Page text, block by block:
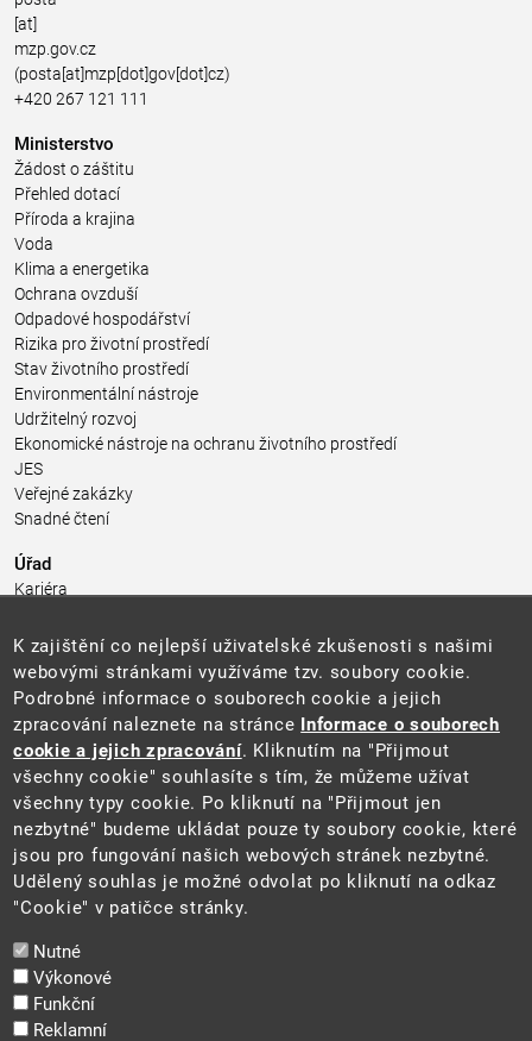
[at]
mzp.gov.cz
(posta[at]mzp[dot]gov[dot]cz)
+420 267 121 111
Ministerstvo
Žádost o záštitu
Přehled dotací
Příroda a krajina
Voda
Klima a energetika
Ochrana ovzduší
Odpadové hospodářství
Rizika pro životní prostředí
Stav životního prostředí
Environmentální nástroje
Udržitelný rozvoj
Ekonomické nástroje na ochranu životního prostředí
JES
Veřejné zakázky
Snadné čtení
Úřad
Kariéra
Pro média a veřejnost
Povinně zveřejňované informace
Kontakty
Přistupnost budovy úřadu MŽP
(PDF, 204 kB)
Web
Aktuality
Ochrana osobních údajů
Prohlášení o přístupnosti
Zásady používání cookies
Mapa webu
K zajištění co nejlepší uživatelské zkušenosti s našimi
webovými stránkami využíváme tzv. soubory cookie.
Podrobné informace o souborech cookie a jejich
zpracování naleznete na stránce Informace o souborech
cookie a jejich zpracování. Kliknutím na "Přijmout
všechny cookie" souhlasíte s tím, že můžeme užívat
všechny typy cookie. Po kliknutí na "Přijmout jen
nezbytné" budeme ukládat pouze ty soubory cookie, které
jsou pro fungování našich webových stránek nezbytné.
Udělený souhlas je možné odvolat po kliknutí na odkaz
"Cookie" v patičce stránky.
Nutné
Výkonové
Funkční
Reklamní